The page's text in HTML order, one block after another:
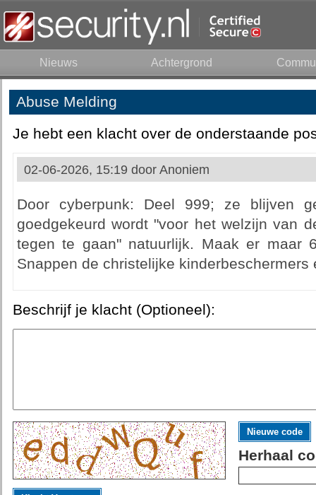
Nieuws Achtergrond
Abuse Melding
Je hebt een klacht over de onderstaande
02-06-2026, 15:19 door Anoniem
Door cyberpunk: Deel 999; ze blijven
goedgekeurd wordt "voor het welzijn van
tegen te gaan" natuurlijk. Maak er maar
Snappen de christelijke
Beschrijf je klacht (Optioneel):
Nieuwe code
Herhaal